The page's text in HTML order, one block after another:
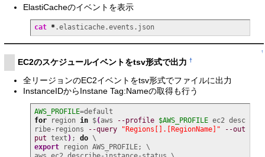
ElastiCacheのイベントを表示
cat *.elasticache.events.json
↑
EC2のスケジュールイベントをtsv形式で出力 †
全リージョンのEC2イベントをtsv形式でファイルに出力
InstanceIDからInstane Tag:Nameの取得も行う
AWS_PROFILE
for region in $(aws --profile $AWS_PROFILE ec2 desc
ribe-regions
--query "Regions[].[RegionName]"
--out
put text ) ; do
export region AWS_PROFILE; \